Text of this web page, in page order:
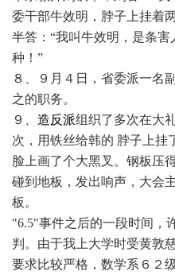
委干部牛效明，脖子上挂着
半答：“我叫牛效明，是条
种！”
８、９月４日，省委派一名
之的职务。
９、 造反派组织了多次在大
次，用铁丝给韩的 脖子上挂
脸上画了个大黑叉。钢板压
碰到地板，发出响声，大会
板。
"6.5"事件之后的一段时间，
判。由于我上大学时受黄敦
要求比较严格，数学系６２